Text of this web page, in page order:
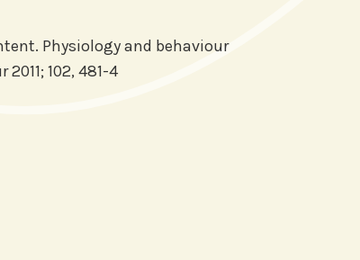
Physiology and behaviour
102, 481-4